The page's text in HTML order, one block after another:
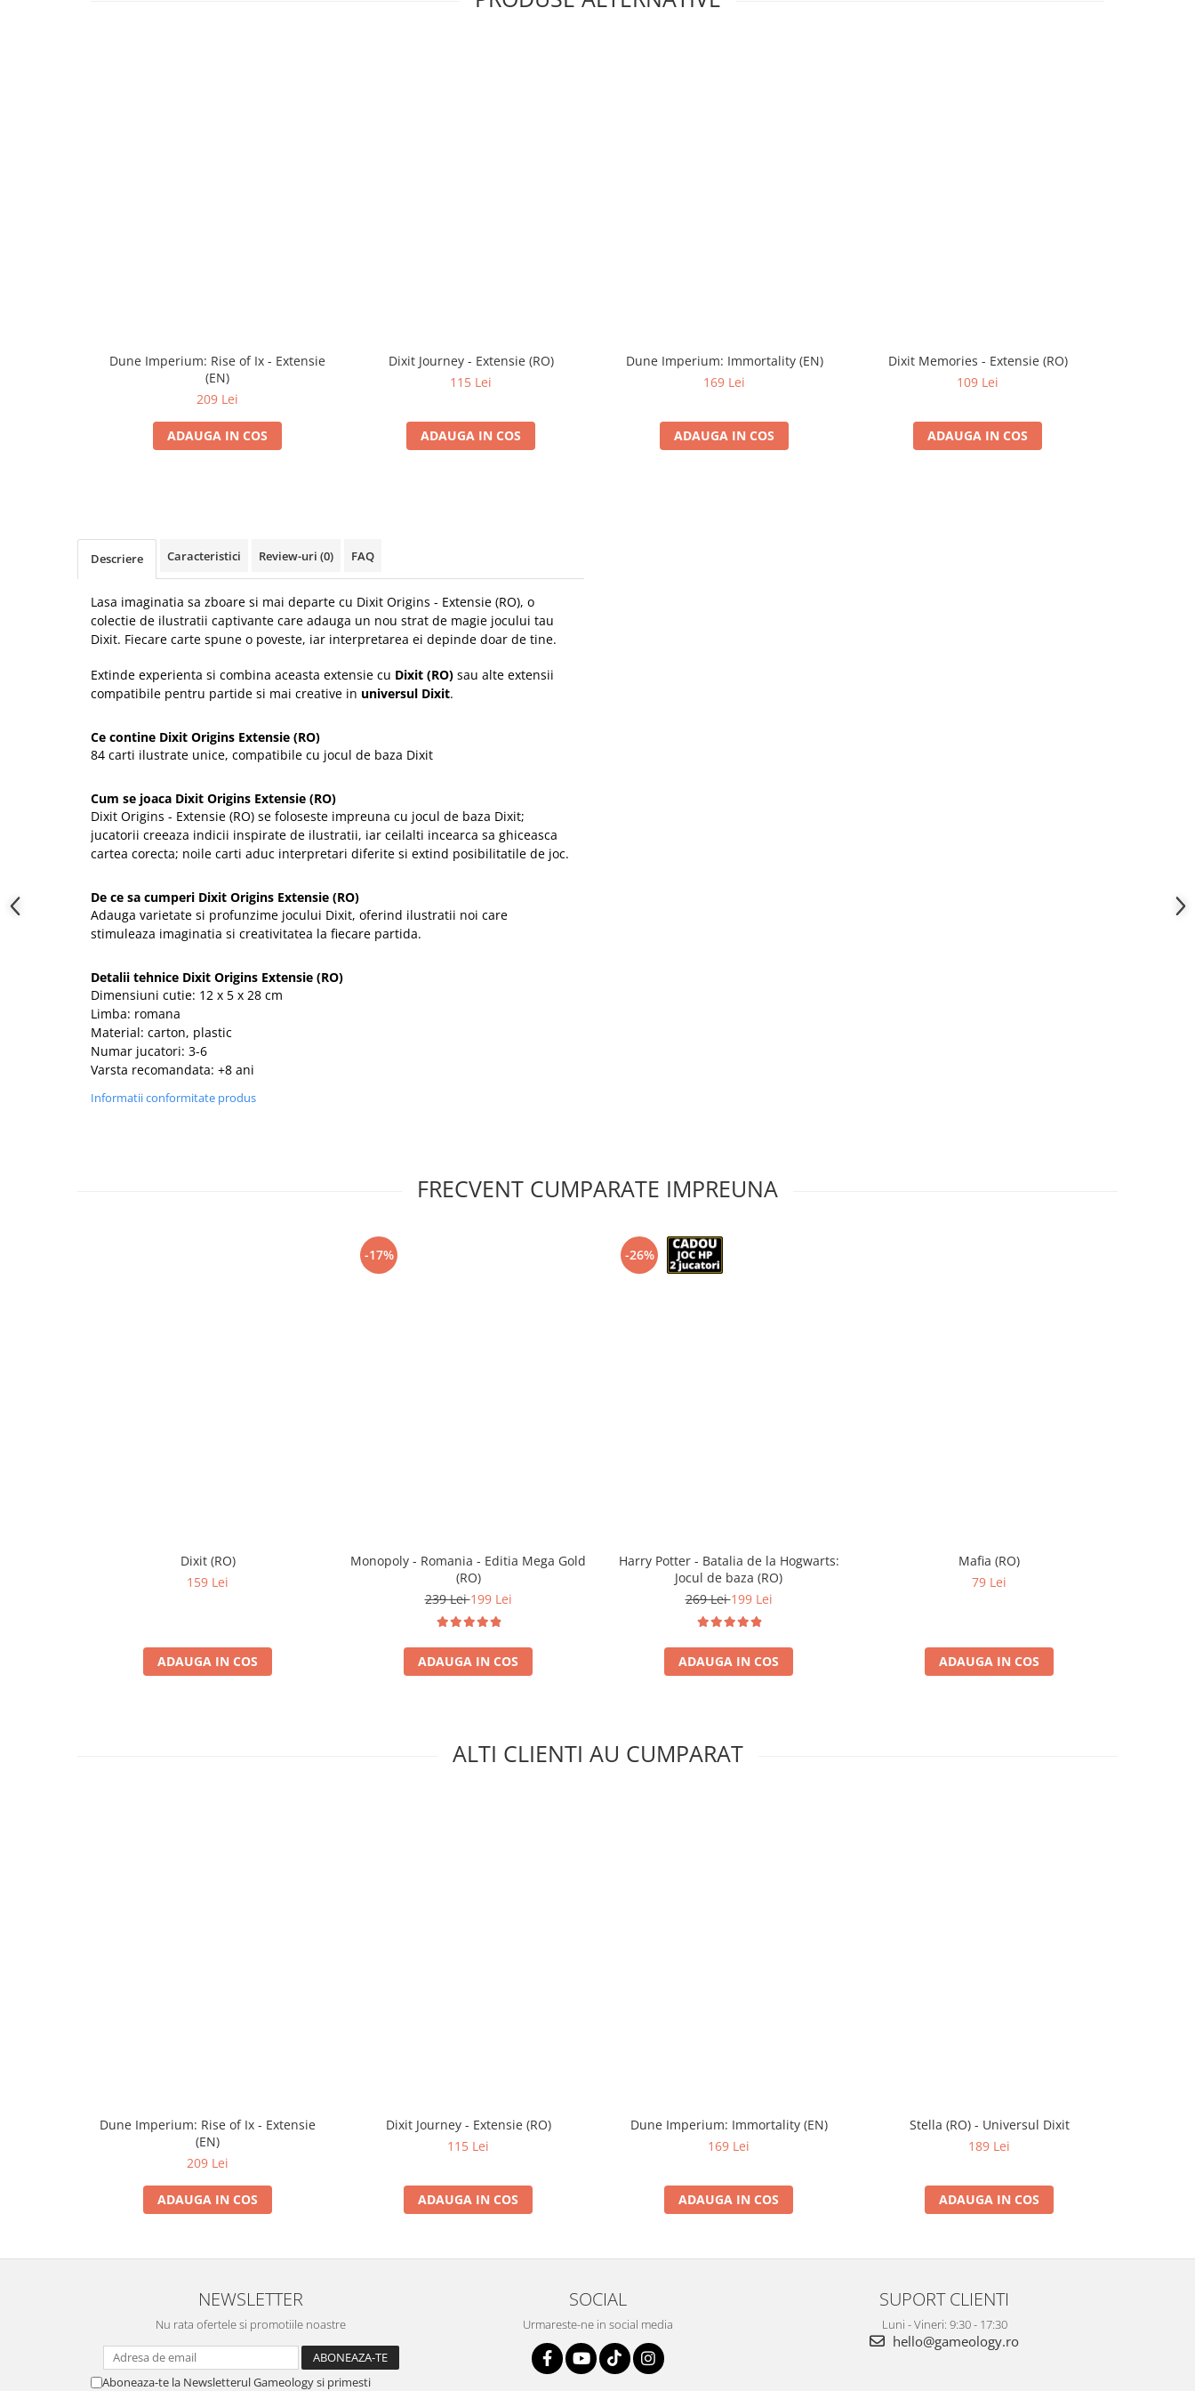
Dune Imperium: Rise of Ix - Extensie
(EN)
209 Lei
ADAUGA IN COS
Dixit Journey - Extensie (RO)
115 Lei
ADAUGA IN COS
Dune Imperium: Immortality (EN)
169 Lei
ADAUGA IN COS
Dixit Memories - Extensie (RO)
109 Lei
ADAUGA IN COS
Descriere Caracteristici Review-uri (0) FAQ
Lasa imaginatia sa zboare si mai departe cu Dixit Origins - Extensie (RO), o
colectie de ilustratii captivante care adauga un nou strat de magie jocului tau
Dixit. Fiecare carte spune o poveste, iar interpretarea ei depinde doar de tine.
Extinde experienta si combina aceasta extensie cu Dixit (RO) sau alte extensii
compatibile pentru partide si mai creative in universul Dixit.
Ce contine Dixit Origins Extensie (RO)
84 carti ilustrate unice, compatibile cu jocul de baza Dixit
Cum se joaca Dixit Origins Extensie (RO)
Dixit Origins - Extensie (RO) se foloseste impreuna cu jocul de baza Dixit;
jucatorii creeaza indicii inspirate de ilustratii, iar ceilalti incearca sa ghiceasca
cartea corecta; noile carti aduc interpretari diferite si extind posibilitatile de joc.
De ce sa cumperi Dixit Origins Extensie (RO)
Adauga varietate si profunzime jocului Dixit, oferind ilustratii noi care
stimuleaza imaginatia si creativitatea la fiecare partida.
Detalii tehnice Dixit Origins Extensie (RO)
Dimensiuni cutie: 12 x 5 x 28 cm
Limba: romana
Material: carton, plastic
Numar jucatori: 3-6
Varsta recomandata: +8 ani
Informatii conformitate produs
FRECVENT CUMPARATE IMPREUNA
Dixit (RO)
159 Lei
ADAUGA IN COS
-17%
Monopoly - Romania - Editia Mega Gold
(RO)
239 Lei199 Lei
ADAUGA IN COS
-26%
Harry Potter - Batalia de la Hogwarts:
Jocul de baza (RO)
269 Lei199 Lei
ADAUGA IN COS
Mafia (RO)
79 Lei
ADAUGA IN COS
ALTI CLIENTI AU CUMPARAT
Dune Imperium: Rise of Ix - Extensie
(EN)
209 Lei
ADAUGA IN COS
Dixit Journey - Extensie (RO)
115 Lei
ADAUGA IN COS
Dune Imperium: Immortality (EN)
169 Lei
ADAUGA IN COS
Stella (RO) - Universul Dixit
189 Lei
ADAUGA IN COS
NEWSLETTER
Nu rata ofertele si promotiile noastre
Aboneaza-te la Newsletterul Gameology si primesti
SOCIAL
Urmareste-ne in social media
SUPORT CLIENTI
Luni - Vineri: 9:30 - 17:30
hello@gameology.ro